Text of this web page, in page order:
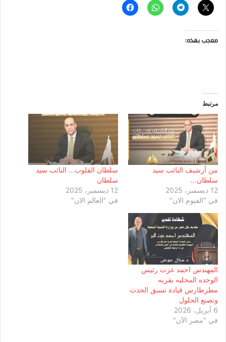
معجب بهذه:
مرتبط
من أرشيف النائب سيد
سلطان…
12 ديسمبر، 2025
في "الفيوم الان"
سلطان القلوب… النائب سيد
سلطان
12 ديسمبر، 2025
في "العالم الان"
المهندس احمد عزت رئيس
الوحده المحليه بقريه
مطرطارس قيادة تسبق الحدث
وتصنع الحلول
6 أبريل، 2026
في "مصر الآن"